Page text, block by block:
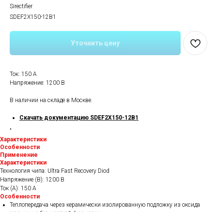
Sirectifier
SDEF2X150-12B1
Уточнить цену
Ток: 150 А
Напряжение: 1200 В
В наличии на складе в Москве.
Скачать документацию SDEF2X150-12B1
"
Характеристики
Особенности
Применение
Характеристики
Технология чипа: Ultra Fast Recovery Diod
Напряжение (В): 1200 В
Ток (А): 150 А
Особенности
Теплопередача через керамически изолированную подложку из оксида